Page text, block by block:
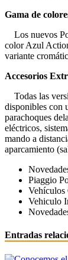
Gama de
Los nuevos
color Azul
variante
Accesorios
Todas las
disponibles con
parachoques
eléctricos,
mando a
aparcamiento
Piaggio
Vehículos
Vehiculo
Entradas